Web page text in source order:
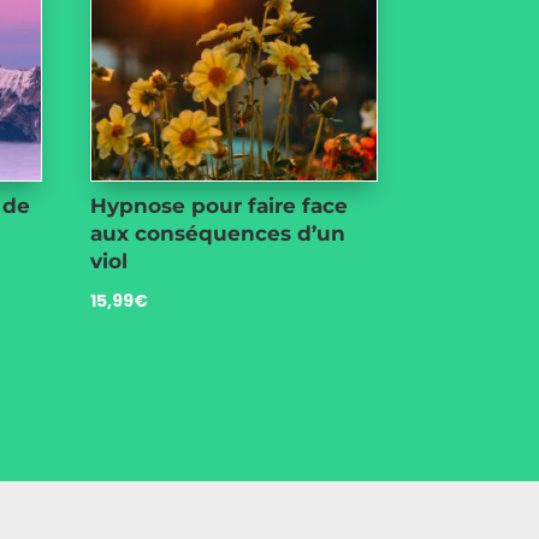
Hypnose pour faire face
aux conséquences d’un
viol
15,99€